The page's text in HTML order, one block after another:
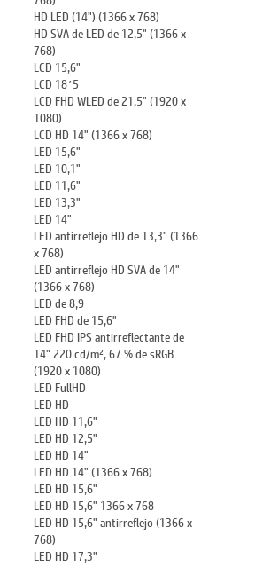
HD LED (14") (1366 x 768)
HD SVA de LED de 12,5" (1366 x
768)
LCD 15,6"
LCD 18´5
LCD FHD WLED de 21,5" (1920 x
1080)
LCD HD 14" (1366 x 768)
LED 15,6"
LED 10,1"
LED 11,6"
LED 13,3"
LED 14"
LED antirreflejo HD de 13,3" (1366
x 768)
LED antirreflejo HD SVA de 14"
(1366 x 768)
LED de 8,9
LED FHD de 15,6"
LED FHD IPS antirreflectante de
14" 220 cd/m², 67 % de sRGB
(1920 x 1080)
LED FullHD
LED HD
LED HD 11,6"
LED HD 12,5"
LED HD 14"
LED HD 14" (1366 x 768)
LED HD 15,6"
LED HD 15,6" 1366 x 768
LED HD 15,6" antirreflejo (1366 x
768)
LED HD 17,3"